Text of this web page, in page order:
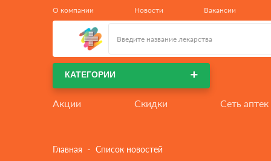
КАТЕГОРИИ
Главная - Список новостей